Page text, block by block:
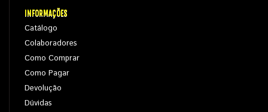
INFORMAÇÕES
Catálogo
Colaboradores
Como Comprar
Como Pagar
Devolução
Dúvidas